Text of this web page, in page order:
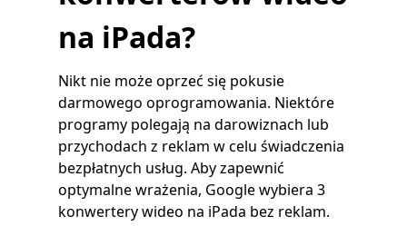
na iPada?
Nikt nie może oprzeć się pokusie
darmowego oprogramowania. Niektóre
programy polegają na darowiznach lub
przychodach z reklam w celu świadczenia
bezpłatnych usług. Aby zapewnić
optymalne wrażenia, Google wybiera 3
konwertery wideo na iPada bez reklam.